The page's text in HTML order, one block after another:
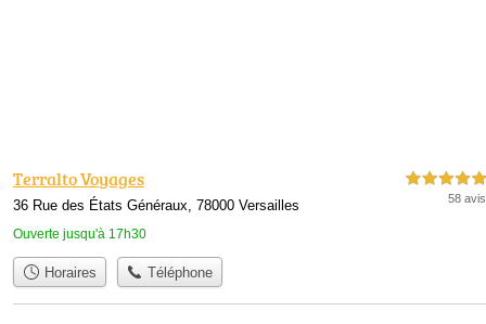
Terralto Voyages
36 Rue des États Généraux, 78000 Versailles
Ouverte jusqu'à 17h30
5,0 étoiles sur 5
58 avis
Horaires Téléphone